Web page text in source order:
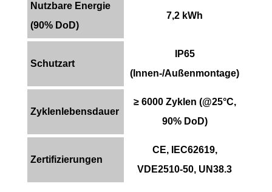
Nutzbare Energie
(90% DoD)
7,2 kWh
Schutzart
IP65
(Innen-/Außenmontage)
Zyklenlebensdauer
≥ 6000 Zyklen (@25°C,
90% DoD)
Zertifizierungen
CE, IEC62619,
VDE2510-50, UN38.3